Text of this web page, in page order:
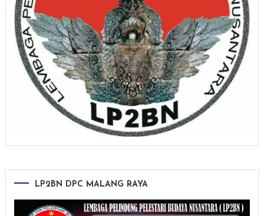
LP2BN DPC MALANG RAYA